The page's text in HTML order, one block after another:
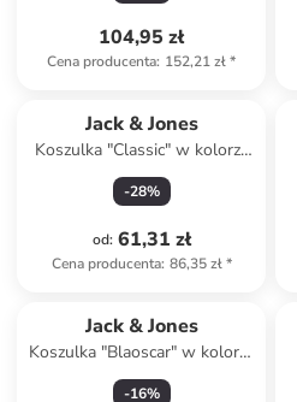
104,95 zł
Cena producenta: 152,21 zł*
Jack & Jones
Koszulka "Classic" w kolorze
beżowym
-28%
od: 61,31 zł
Cena producenta: 86,35 zł*
Jack & Jones
Koszulka "Blaoscar" w kolorze
szarobrązowym
-16%